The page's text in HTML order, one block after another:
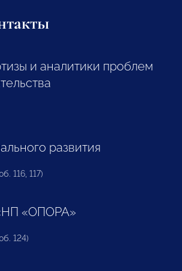
и аналитики проблем
развития
116, 117)
«ОПОРА»
124)